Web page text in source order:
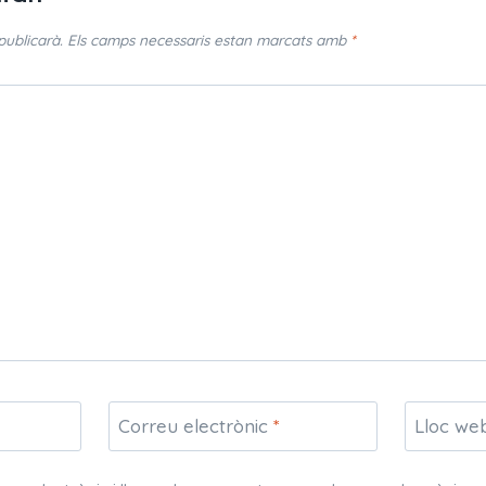
Els camps necessaris estan marcats amb *
Correu electrònic * Lloc